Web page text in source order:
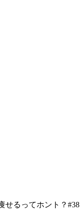
せるってホント？#38